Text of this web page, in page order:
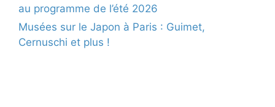
au programme de l’été 2026
Musées sur le Japon à Paris : Guimet,
Cernuschi et plus !